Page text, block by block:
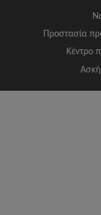
Προστασία
Κέντρο